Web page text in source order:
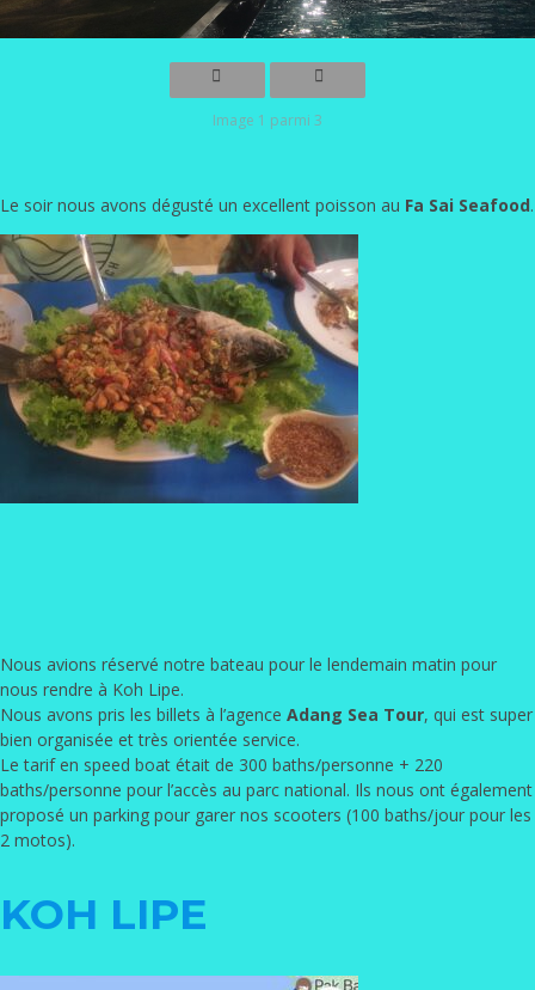
Image 1 parmi 3
Le soir nous avons dégusté un excellent poisson au Fa Sai Seafood.
Nous avions réservé notre bateau pour le lendemain matin pour
nous rendre à Koh Lipe.
Nous avons pris les billets à l’agence Adang Sea Tour, qui est super
bien organisée et très orientée service.
Le tarif en speed boat était de 300 baths/personne + 220
baths/personne pour l’accès au parc national. Ils nous ont également
proposé un parking pour garer nos scooters (100 baths/jour pour les
2 motos).
KOH LIPE